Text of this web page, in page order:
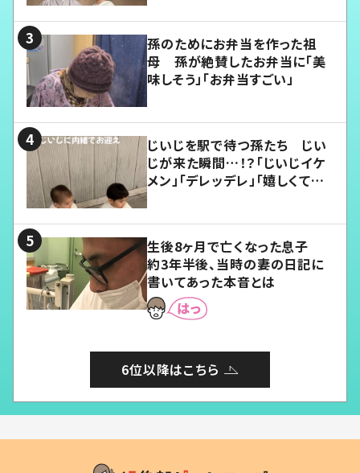
孫のためにお弁当を作った祖
母 孫が絶賛したお弁当に「美
味しそう」「お弁当すごい」
じいじを駅で待つ孫たち じい
じが来た瞬間…！？「じいじイケ
メン」「デレッデレ」「嬉しくて可
生後8ヶ月で亡くなった息子
約3年半後、当時の妻の日記に
書いてあった本音とは
6位以降はこちら